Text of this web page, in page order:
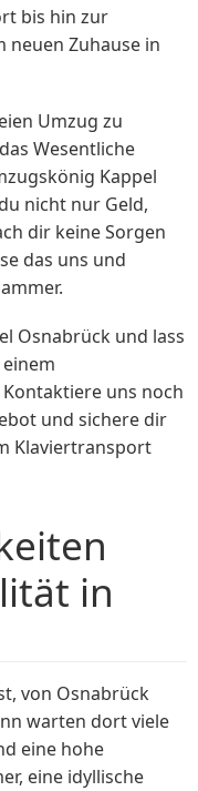
bis hin zur
neuen Zuhause in
Umzug zu
Wesentliche
Kappel
nicht nur Geld,
dir keine Sorgen
das uns und
Osnabrück und lass
uns noch
und sichere dir
Klaviertransport
in
von Osnabrück
warten dort viele
eine hohe
eine idyllische